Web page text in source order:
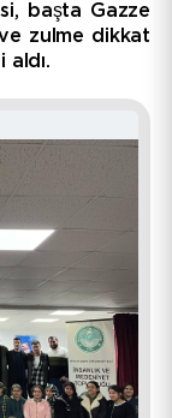
başta Gazze
zulme dikkat
aldı.